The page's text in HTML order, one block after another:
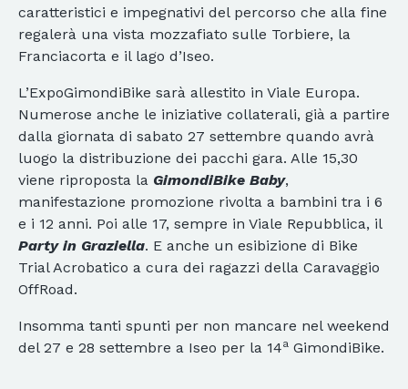
caratteristici e impegnativi del percorso che alla fine
regalerà una vista mozzafiato sulle Torbiere, la
Franciacorta e il lago d’Iseo.
L’ExpoGimondiBike sarà allestito in Viale Europa.
Numerose anche le iniziative collaterali, già a partire
dalla giornata di sabato 27 settembre quando avrà
luogo la distribuzione dei pacchi gara. Alle 15,30
viene riproposta la GimondiBike Baby,
manifestazione promozione rivolta a bambini tra i 6
e i 12 anni. Poi alle 17, sempre in Viale Repubblica, il
Party in Graziella. E anche un esibizione di Bike
Trial Acrobatico a cura dei ragazzi della Caravaggio
OffRoad.
Insomma tanti spunti per non mancare nel weekend
del 27 e 28 settembre a Iseo per la 14a GimondiBike.